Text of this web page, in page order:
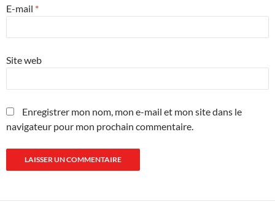
E-mail *
Site web
Enregistrer mon nom, mon e-mail et mon site dans le
navigateur pour mon prochain commentaire.